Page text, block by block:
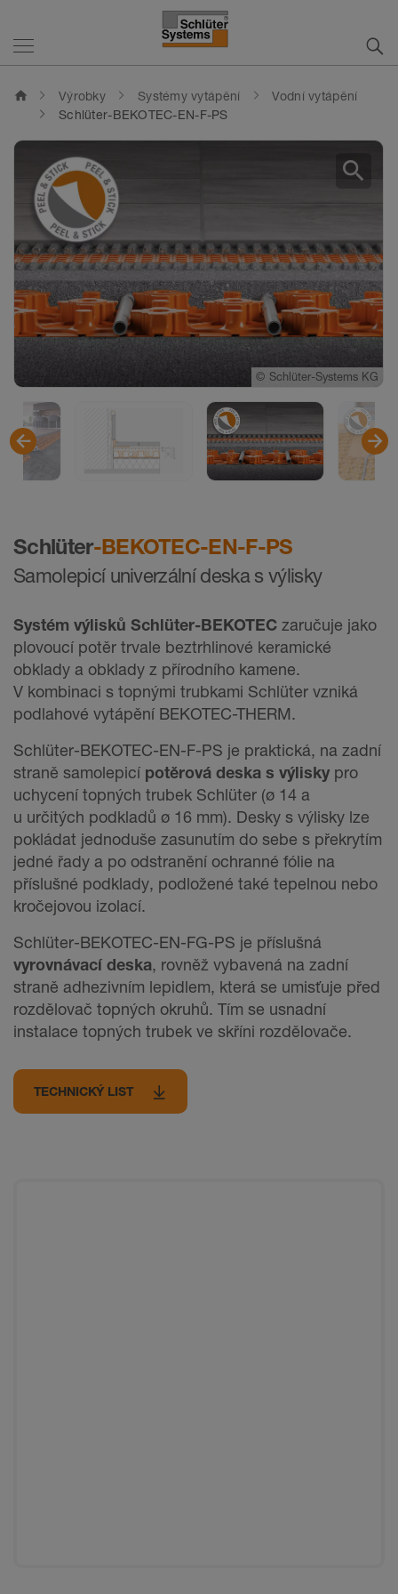
home Výrobky Systémy vytápění
Vodní vytápění
Schlüter-BEKOTEC-EN-F-PS
Schlüter-BEKOTEC-EN-F-PS
Samolepicí univerzální deska s výlisky
Systém výlisků Schlüter-BEKOTEC zaručuje jako
plovoucí potěr trvale beztrhlinové keramické
obklady a obklady z přírodního kamene.
V kombinaci s topnými trubkami Schlüter vzniká
podlahové vytápění BEKOTEC-THERM.
Schlüter-BEKOTEC-EN-F-PS je praktická, na zadní
straně samolepicí potěrová deska s výlisky pro
uchycení topných trubek Schlüter (ø 14 a
u určitých podkladů ø 16 mm). Desky s výlisky lze
pokládat jednoduše zasunutím do sebe s překrytím
jedné řady a po odstranění ochranné fólie na
příslušné podklady, podložené také tepelnou nebo
kročejovou izolací.
Schlüter-BEKOTEC-EN-FG-PS je příslušná
vyrovnávací deska, rovněž vybavená na zadní
straně adhezivním lepidlem, která se umisťuje před
rozdělovač topných okruhů. Tím se usnadní
instalace topných trubek ve skříni rozdělovače.
TECHNICKÝ LIST
© Schlüter-Systems KG
© Schlüter-Systems KG
© Schlüter-Systems KG
© Schlüter-Systems KG
search